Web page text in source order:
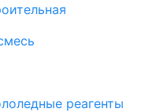
реагенты